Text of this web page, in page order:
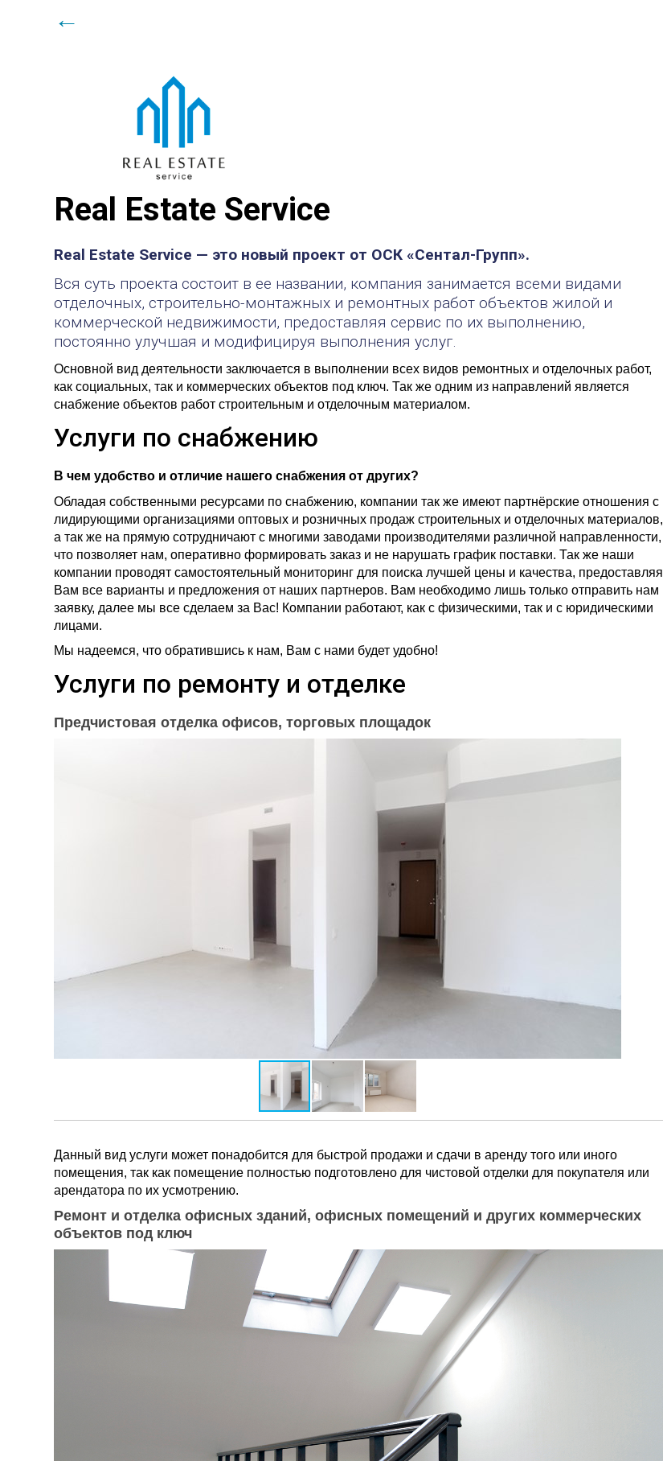
←
Real Estate Service
Real Estate Service — это новый проект от ОСК «Сентал-Групп».
Вся суть проекта состоит в ее названии, компания занимается всеми видами
отделочных, строительно-монтажных и ремонтных работ объектов жилой и
коммерческой недвижимости, предоставляя сервис по их выполнению,
постоянно улучшая и модифицируя выполнения услуг.
Основной вид деятельности заключается в выполнении всех видов ремонтных и отделочных работ,
как социальных, так и коммерческих объектов под ключ. Так же одним из направлений является
снабжение объектов работ строительным и отделочным материалом.
Услуги по снабжению
В чем удобство и отличие нашего снабжения от других?
Обладая собственными ресурсами по снабжению, компании так же имеют партнёрские отношения с
лидирующими организациями оптовых и розничных продаж строительных и отделочных материалов,
а так же на прямую сотрудничают с многими заводами производителями различной направленности,
что позволяет нам, оперативно формировать заказ и не нарушать график поставки. Так же наши
компании проводят самостоятельный мониторинг для поиска лучшей цены и качества, предоставляя
Вам все варианты и предложения от наших партнеров. Вам необходимо лишь только отправить нам
заявку, далее мы все сделаем за Вас! Компании работают, как с физическими, так и с юридическими
лицами.
Мы надеемся, что обратившись к нам, Вам с нами будет удобно!
Услуги по ремонту и отделке
Предчистовая отделка офисов, торговых площадок
Данный вид услуги может понадобится для быстрой продажи и сдачи в аренду того или иного
помещения, так как помещение полностью подготовлено для чистовой отделки для покупателя или
арендатора по их усмотрению.
Ремонт и отделка офисных зданий, офисных помещений и других коммерческих
объектов под ключ